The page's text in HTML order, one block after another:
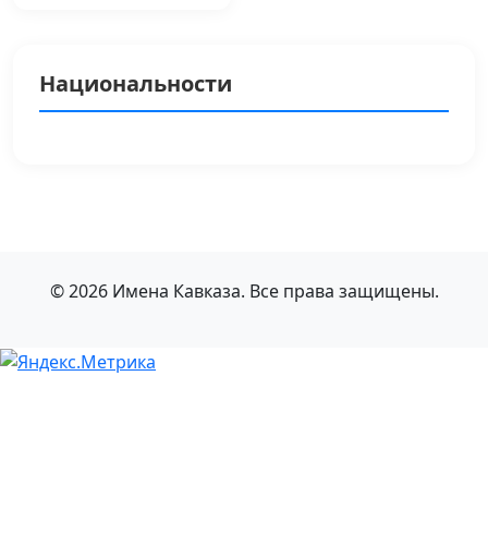
Национальности
© 2026 Имена Кавказа. Все права защищены.